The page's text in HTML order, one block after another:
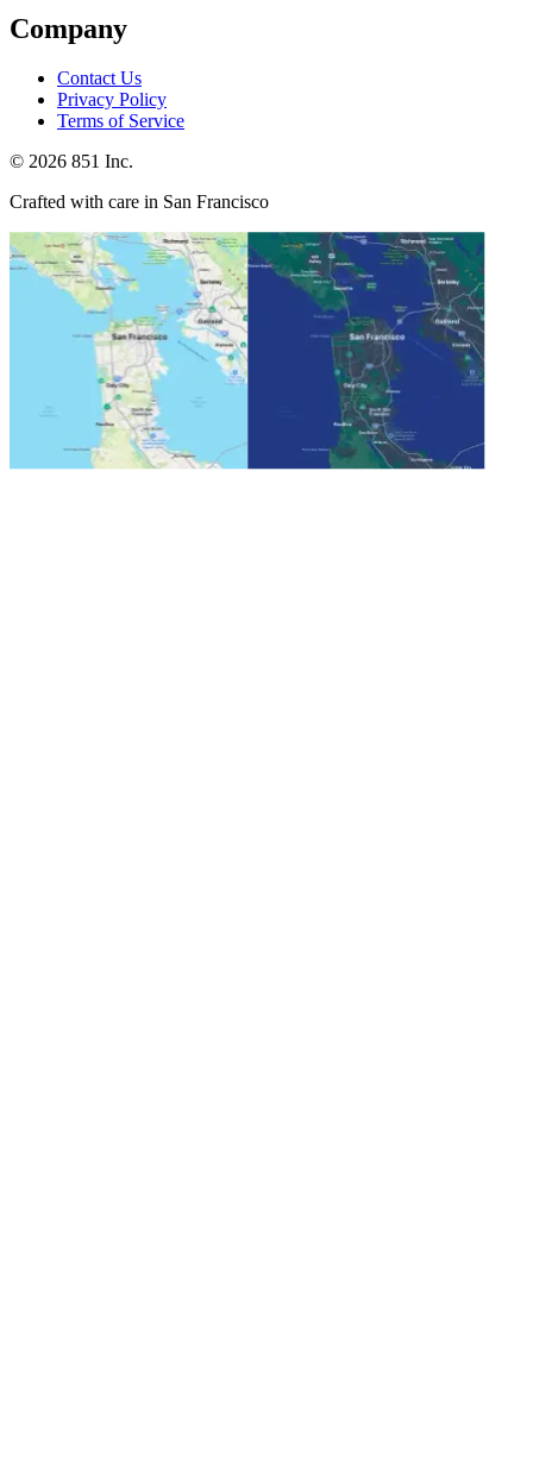
Company
Contact Us
Privacy Policy
Terms of Service
© 2026 851 Inc.
Crafted with care in San Francisco